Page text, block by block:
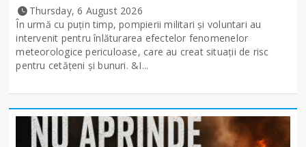
Thursday, 6 August 2026
În urmă cu puțin timp, pompierii militari și voluntari au
intervenit pentru înlăturarea efectelor fenomenelor
meteorologice periculoase, care au creat situații de risc
pentru cetățeni și bunuri. &I...